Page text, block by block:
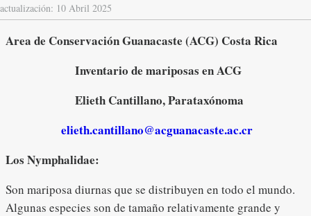
actualización: 10 Abril 2025
Area de Conservación Guanacaste (ACG) Costa Rica
Inventario de mariposas en ACG
Elieth Cantillano, Parataxónoma
elieth.cantillano@acguanacaste.ac.cr
Los Nymphalidae:
Son mariposa diurnas que se distribuyen en todo el mundo.
Algunas especies son de tamaño relativamente grande y